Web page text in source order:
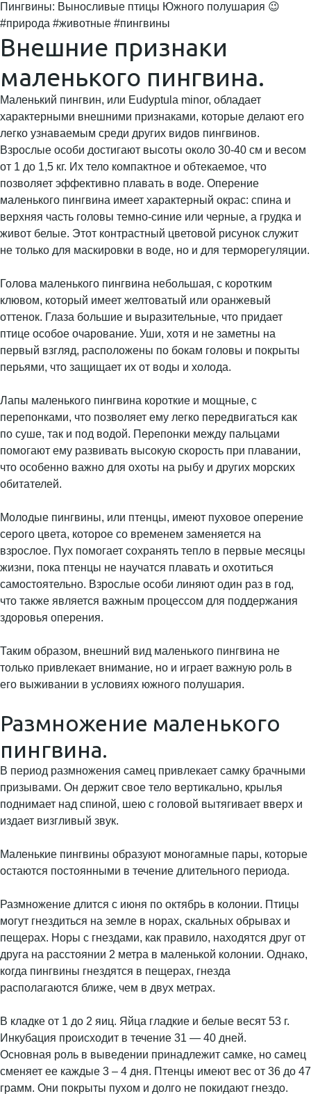
Пингвины: Выносливые птицы Южного полушария 😉
#природа #животные #пингвины
Внешние признаки
маленького пингвина.
Маленький пингвин, или Eudyptula minor, обладает
характерными внешними признаками, которые делают его
легко узнаваемым среди других видов пингвинов.
Взрослые особи достигают высоты около 30-40 см и весом
от 1 до 1,5 кг. Их тело компактное и обтекаемое, что
позволяет эффективно плавать в воде. Оперение
маленького пингвина имеет характерный окрас: спина и
верхняя часть головы темно-синие или черные, а грудка и
живот белые. Этот контрастный цветовой рисунок служит
не только для маскировки в воде, но и для терморегуляции.
Голова маленького пингвина небольшая, с коротким
клювом, который имеет желтоватый или оранжевый
оттенок. Глаза большие и выразительные, что придает
птице особое очарование. Уши, хотя и не заметны на
первый взгляд, расположены по бокам головы и покрыты
перьями, что защищает их от воды и холода.
Лапы маленького пингвина короткие и мощные, с
перепонками, что позволяет ему легко передвигаться как
по суше, так и под водой. Перепонки между пальцами
помогают ему развивать высокую скорость при плавании,
что особенно важно для охоты на рыбу и других морских
обитателей.
Молодые пингвины, или птенцы, имеют пуховое оперение
серого цвета, которое со временем заменяется на
взрослое. Пух помогает сохранять тепло в первые месяцы
жизни, пока птенцы не научатся плавать и охотиться
самостоятельно. Взрослые особи линяют один раз в год,
что также является важным процессом для поддержания
здоровья оперения.
Таким образом, внешний вид маленького пингвина не
только привлекает внимание, но и играет важную роль в
его выживании в условиях южного полушария.
Размножение маленького
пингвина.
В период размножения самец привлекает самку брачными
призывами. Он держит свое тело вертикально, крылья
поднимает над спиной, шею с головой вытягивает вверх и
издает визгливый звук.
Маленькие пингвины образуют моногамные пары, которые
остаются постоянными в течение длительного периода.
Размножение длится с июня по октябрь в колонии. Птицы
могут гнездиться на земле в норах, скальных обрывах и
пещерах. Норы с гнездами, как правило, находятся друг от
друга на расстоянии 2 метра в маленькой колонии. Однако,
когда пингвины гнездятся в пещерах, гнезда
располагаются ближе, чем в двух метрах.
В кладке от 1 до 2 яиц. Яйца гладкие и белые весят 53 г.
Инкубация происходит в течение 31 — 40 дней.
Основная роль в выведении принадлежит самке, но самец
сменяет ее каждые 3 – 4 дня. Птенцы имеют вес от 36 до 47
грамм. Они покрыты пухом и долго не покидают гнездо.